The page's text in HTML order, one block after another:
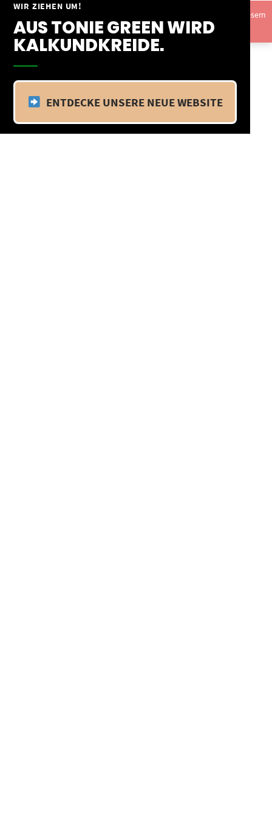
WIR ZIEHEN UM!
AUS TONIE GREEN WIRD
KALKUNDKREIDE.
ENTDECKE UNSERE NEUE WEBSITE
Springe
Inhalt
Vom 09.04.25 - 20.04.25 befinden wir uns im Betriebsurlaub. In diesem
Zeitraum findet kein Versand statt.Ausblenden